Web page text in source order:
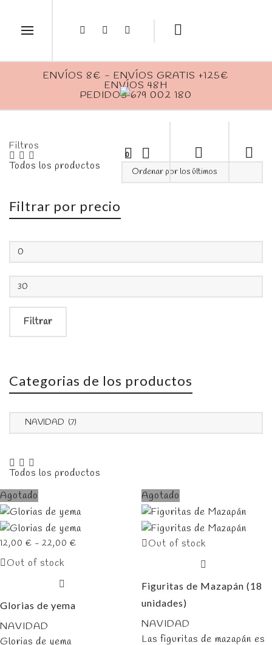
0
ENVÍOS 8€ - ENVÍOS GRATIS +125€
ENVÍOS 48H
PEDIDOS 679 002 180
Filtros
Filtrar por precio
Precio
mínimo
Precio
máximo
Filtrar
Categorias de los productos
Agotado
12,00 € - 22,00 €
Out of stock
Glorias de yema
NAVIDAD
Glorias de yema
Agotado
Out of stock
Figuritas de Mazapán (18
unidades)
NAVIDAD
Las figuritas de mazapán es